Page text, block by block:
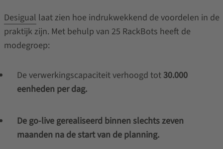
Desigual laat zien hoe indrukwekkend de voordelen in de
praktijk zijn. Met behulp van 25 RackBots heeft de
modegroep:
De verwerkingscapaciteit verhoogd tot30.000
eenheden per dag.
De go-live gerealiseerd binnen slechts zeven
maanden na de start van de planning.